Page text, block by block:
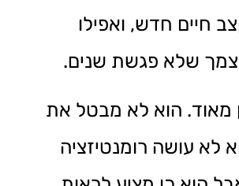
חיים חדש, ואפילו
שלא פגשת שנים.
מאוד. הוא לא מבטל את
לא עושה רומנטיזציה